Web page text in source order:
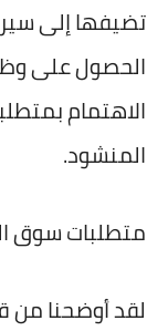
تضيفها إلى
الحصول على
الاهتمام
المنشود.
متطلبات سوق
لقد أوضحنا